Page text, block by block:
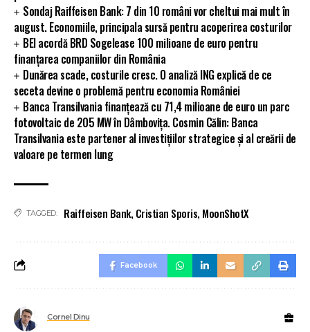
Sondaj Raiffeisen Bank: 7 din 10 români vor cheltui mai mult în
august. Economiile, principala sursă pentru acoperirea costurilor
BEI acordă BRD Sogelease 100 milioane de euro pentru
finanțarea companiilor din România
Dunărea scade, costurile cresc. O analiză ING explică de ce
seceta devine o problemă pentru economia României
Banca Transilvania finanțează cu 71,4 milioane de euro un parc
fotovoltaic de 205 MW în Dâmbovița. Cosmin Călin: Banca
Transilvania este partener al investițiilor strategice și al creării de
valoare pe termen lung
TAGGED: Raiffeisen Bank, Cristian Sporis, MoonShotX
Facebook
Cornel Dinu